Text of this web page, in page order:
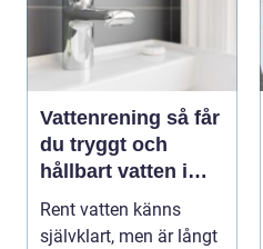
Vattenrening så får
du tryggt och
hållbart vatten i
vardagen
Rent vatten känns
självklart, men är långt